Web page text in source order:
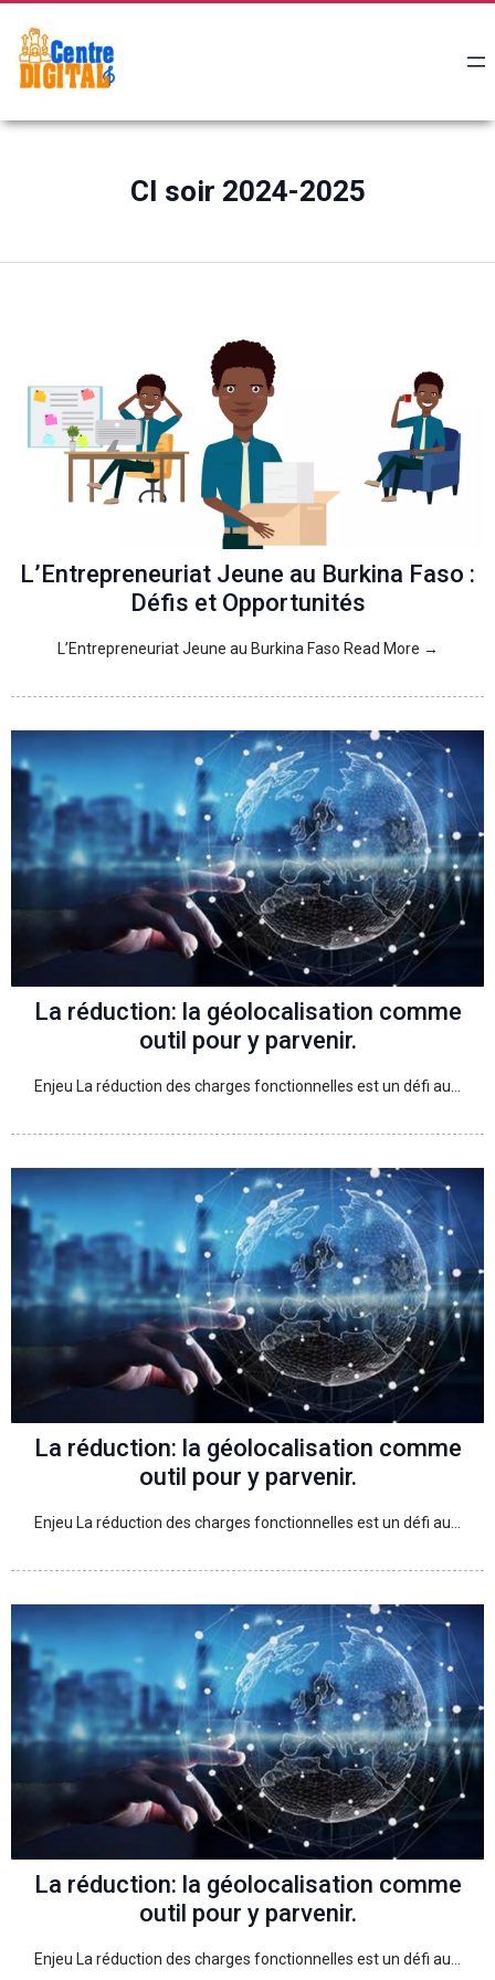
CI soir 2024-2025
L’Entrepreneuriat Jeune au Burkina Faso :
Défis et Opportunités
L’Entrepreneuriat Jeune au Burkina Faso Read More →
La réduction: la géolocalisation comme
outil pour y parvenir.
Enjeu La réduction des charges fonctionnelles est un défi au…
La réduction: la géolocalisation comme
outil pour y parvenir.
Enjeu La réduction des charges fonctionnelles est un défi au…
La réduction: la géolocalisation comme
outil pour y parvenir.
Enjeu La réduction des charges fonctionnelles est un défi au…